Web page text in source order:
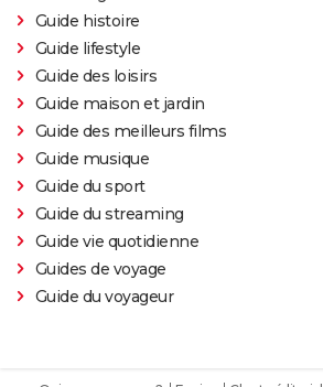
Guide histoire
Guide lifestyle
Guide des loisirs
Guide maison et jardin
Guide des meilleurs films
Guide musique
Guide du sport
Guide du streaming
Guide vie quotidienne
Guides de voyage
Guide du voyageur